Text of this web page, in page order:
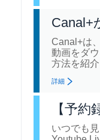
Canal+
Canal+は
動画をダ
方法を紹介
詳細
【予
いつでも